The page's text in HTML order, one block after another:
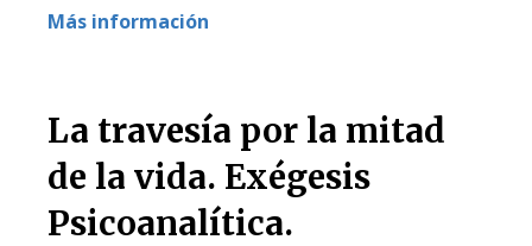
Más información
La travesía por la mitad
de la vida. Exégesis
Psicoanalítica.